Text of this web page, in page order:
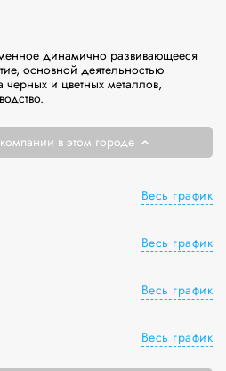
динамично развивающееся
основной деятельностью
черных и цветных металлов,
в этом городе
Весь график
Весь график
Весь график
Весь график